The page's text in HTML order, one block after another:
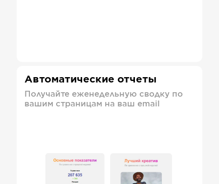
Автоматические отчеты
Получайте еженедельную сводку по
вашим страницам на ваш email